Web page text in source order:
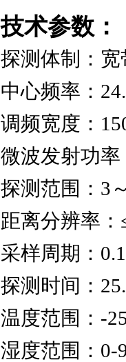
技术参数：
探测体制：
中心频率：
调频宽度：
微波发射功
探测范围：3
距离分辨率
采样周期：
探测时间：
温度范围：-
湿度范围：0-